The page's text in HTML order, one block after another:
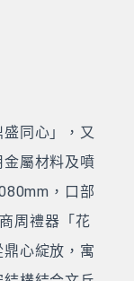
同心」，又
屬材料及噴
，口部
周禮器「花
心綻放，寓